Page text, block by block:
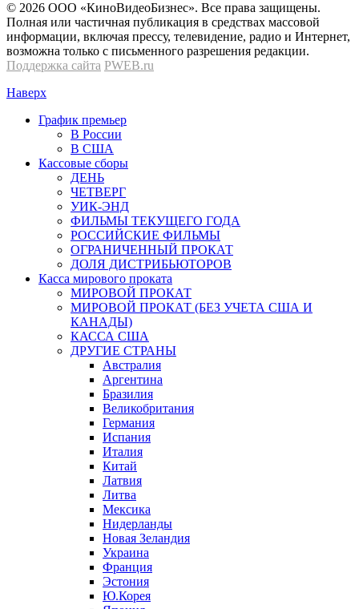
© 2026 OOО «КиноВидеоБизнес». Все права защищены.
Полная или частичная публикация в средствах массовой
информации, включая прессу, телевидение, радио и Интернет,
возможна только с письменного разрешения редакции.
Поддержка сайта PWEB.ru
Наверх
График премьер
В России
В США
Кассовые сборы
ДЕНЬ
ЧЕТВЕРГ
УИК-ЭНД
ФИЛЬМЫ ТЕКУЩЕГО ГОДА
РОССИЙСКИЕ ФИЛЬМЫ
ОГРАНИЧЕННЫЙ ПРОКАТ
ДОЛЯ ДИСТРИБЬЮТОРОВ
Касса мирового проката
МИРОВОЙ ПРОКАТ
МИРОВОЙ ПРОКАТ (БЕЗ УЧЕТА США И
КАНАДЫ)
КАССА США
ДРУГИЕ СТРАНЫ
Австралия
Аргентина
Бразилия
Великобритания
Германия
Испания
Италия
Китай
Латвия
Литва
Мексика
Нидерланды
Новая Зеландия
Украина
Франция
Эстония
Ю.Корея